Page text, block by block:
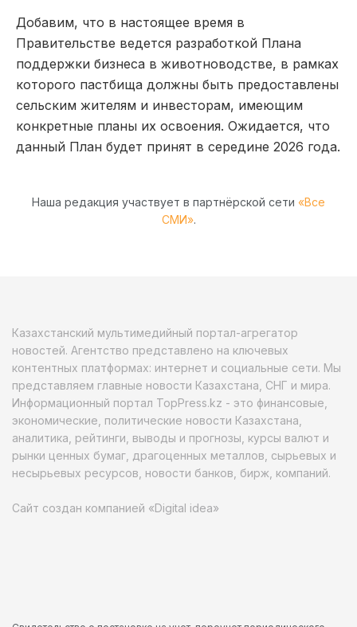
Добавим, что в настоящее время в
Правительстве ведется разработкой Плана
поддержки бизнеса в животноводстве, в рамках
которого пастбища должны быть предоставлены
сельским жителям и инвесторам, имеющим
конкретные планы их освоения. Ожидается, что
данный План будет принят в середине 2026 года.
Наша редакция участвует в партнёрской сети «Все
СМИ».
Казахстанский мультимедийный портал-агрегатор
новостей. Агентство представлено на ключевых
контентных платформах: интернет и социальные сети. Мы
представляем главные новости Казахстана, СНГ и мира.
Информационный портал TopPress.kz - это финансовые,
экономические, политические новости Казахстана,
аналитика, рейтинги, выводы и прогнозы, курсы валют и
рынки ценных бумаг, драгоценных металлов, сырьевых и
несырьевых ресурсов, новости банков, бирж, компаний.
Сайт создан компанией «Digital idea»